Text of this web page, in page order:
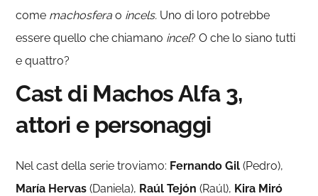
come machosfera o incels. Uno di loro potrebbe
essere quello che chiamano incel? O che lo siano tutti
e quattro?
Cast di Machos Alfa 3,
attori e personaggi
Nel cast della serie troviamo: Fernando Gil (Pedro),
María Hervas (Daniela), Raúl Tejón (Raúl), Kira Miró